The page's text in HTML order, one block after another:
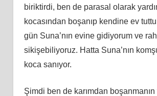
biriktirdi, ben de parasal olarak
kocasından boşanıp kendine ev
gün Suna’nın evine gidiyorum ve
sikişebiliyoruz. Hatta Suna’nın
koca sanıyor.
Şimdi ben de karımdan boşanmanın